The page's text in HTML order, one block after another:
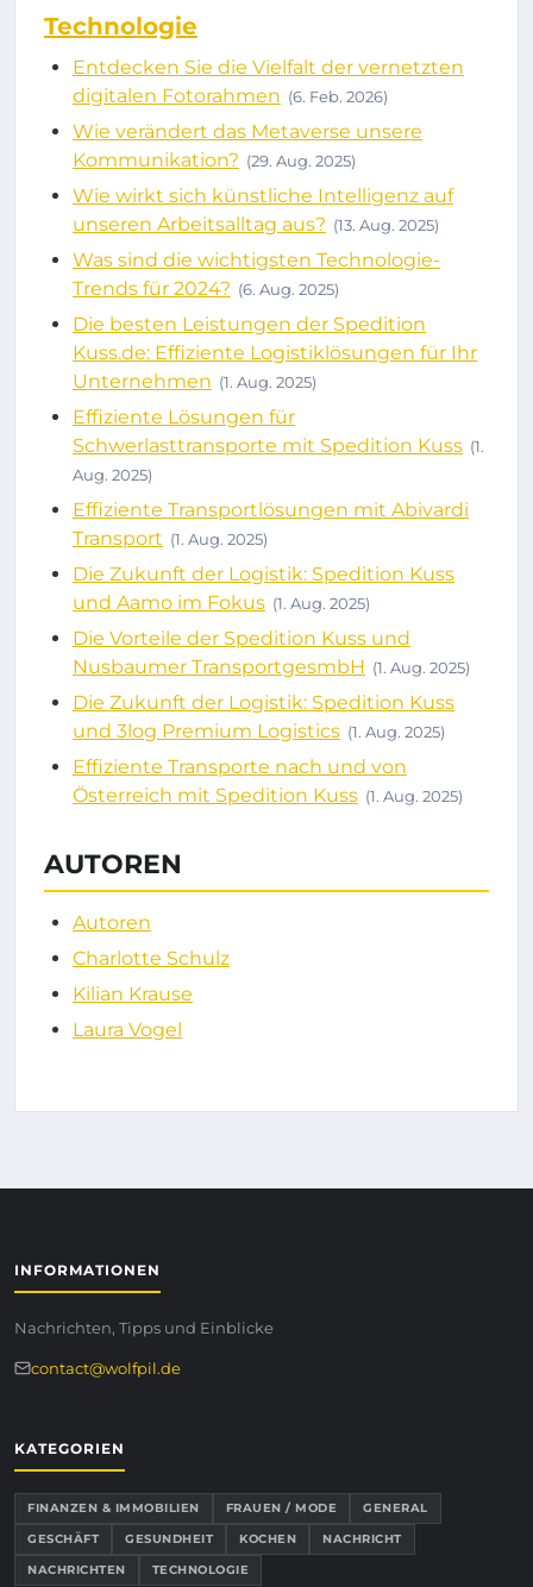
Technologie
Entdecken Sie die Vielfalt der vernetzten
digitalen Fotorahmen (6. Feb. 2026)
Wie verändert das Metaverse unsere
Kommunikation? (29. Aug. 2025)
Wie wirkt sich künstliche Intelligenz auf
unseren Arbeitsalltag aus? (13. Aug. 2025)
Was sind die wichtigsten Technologie-
Trends für 2024? (6. Aug. 2025)
Die besten Leistungen der Spedition
Kuss.de: Effiziente Logistiklösungen für Ihr
Unternehmen (1. Aug. 2025)
Effiziente Lösungen für
Schwerlasttransporte mit Spedition Kuss (1.
Aug. 2025)
Effiziente Transportlösungen mit Abivardi
Transport (1. Aug. 2025)
Die Zukunft der Logistik: Spedition Kuss
und Aamo im Fokus (1. Aug. 2025)
Die Vorteile der Spedition Kuss und
Nusbaumer TransportgesmbH (1. Aug. 2025)
Die Zukunft der Logistik: Spedition Kuss
und 3log Premium Logistics (1. Aug. 2025)
Effiziente Transporte nach und von
Österreich mit Spedition Kuss (1. Aug. 2025)
AUTOREN
Autoren
Charlotte Schulz
Kilian Krause
Laura Vogel
INFORMATIONEN
Nachrichten, Tipps und Einblicke
contact@wolfpil.de
KATEGORIEN
FINANZEN & IMMOBILIEN FRAUEN / MODE
GENERAL
GESCHÄFT
GESUNDHEIT KOCHEN
NACHRICHT
NACHRICHTEN
TECHNOLOGIE